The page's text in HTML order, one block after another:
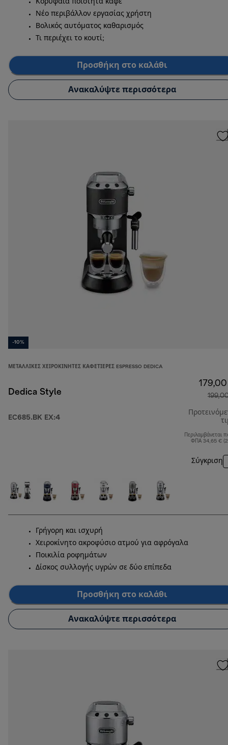
Κορυφαία ποιότητα καφέ
Νέο περιβάλλον εργασίας χρήστη
Βολικός αυτόματος καθαρισμός
Τι περιέχει το κουτί;
Προσθήκη στο καλάθι
Ανακαλύψτε περισσότερα
-10%
ΜΕΤΑΛΛΙΚΈΣ ΧΕΙΡΟΚΊΝΗΤΕΣ ΚΑΦΕΤΙΈΡΕΣ ESPRESSO DEDICA
Dedica Style
EC685.BK EX:4
Περιλαμβάνεται
ΦΠΑ 34,65 €
Σύγκριση
Γρήγορη και ισχυρή
Χειροκίνητο ακροφύσιο ατμού για αφρόγαλα
Ποικιλία ροφημάτων
Δίσκος συλλογής υγρών σε δύο επίπεδα
Προσθήκη στο καλάθι
Ανακαλύψτε περισσότερα